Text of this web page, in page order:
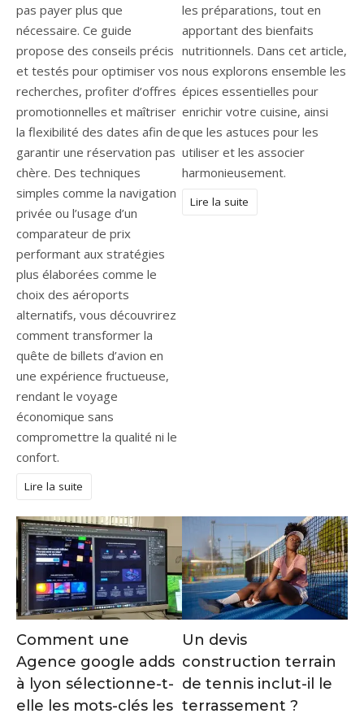
pas payer plus que
nécessaire. Ce guide
propose des conseils précis
et testés pour optimiser vos
recherches, profiter d’offres
promotionnelles et maîtriser
la flexibilité des dates afin de
garantir une réservation pas
chère. Des techniques
simples comme la navigation
privée ou l’usage d’un
comparateur de prix
performant aux stratégies
plus élaborées comme le
choix des aéroports
alternatifs, vous découvrirez
comment transformer la
quête de billets d’avion en
une expérience fructueuse,
rendant le voyage
économique sans
compromettre la qualité ni le
confort.
Lire la suite
les préparations, tout en
apportant des bienfaits
nutritionnels. Dans cet article,
nous explorons ensemble les
épices essentielles pour
enrichir votre cuisine, ainsi
que les astuces pour les
utiliser et les associer
harmonieusement.
Lire la suite
Comment une
Agence google adds
à lyon sélectionne-t-
elle les mots-clés les
Un devis
construction terrain
de tennis inclut-il le
terrassement ?